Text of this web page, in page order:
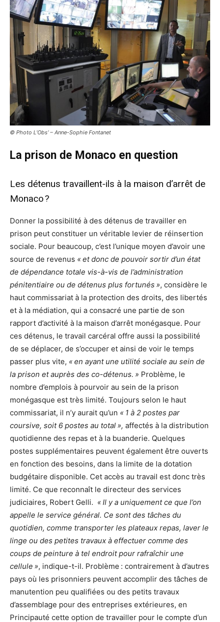
© Photo L’Obs’ – Anne-Sophie Fontanet
La prison de Monaco en question
Les détenus travaillent-ils à la maison d’arrêt de
Monaco ?
Donner la possibilité à des détenus de travailler en
prison peut constituer un véritable levier de réinsertion
sociale. Pour beaucoup, c’est l’unique moyen d’avoir une
source de revenus « et donc de pouvoir sortir d’un état
de dépendance totale vis-à-vis de l’administration
pénitentiaire ou de détenus plus fortunés », considère le
haut commissariat à la protection des droits, des libertés
et à la médiation, qui a consacré une partie de son
rapport d’activité à la maison d’arrêt monégasque. Pour
ces détenus, le travail carcéral offre aussi la possibilité
de se déplacer, de s’occuper et ainsi de voir le temps
passer plus vite, « en ayant une utilité sociale au sein de
la prison et auprès des co-détenus. » Problème, le
nombre d’emplois à pourvoir au sein de la prison
monégasque est très limité. Toujours selon le haut
commissariat, il n’y aurait qu’un « 1 à 2 postes par
coursive, soit 6 postes au total », affectés à la distribution
quotidienne des repas et à la buanderie. Quelques
postes supplémentaires peuvent également être ouverts
en fonction des besoins, dans la limite de la dotation
budgétaire disponible. Cet accès au travail est donc très
limité. Ce que reconnaît le directeur des services
judiciaires, Robert Gelli. « Il y a uniquement ce que l’on
appelle le service général. Ce sont des tâches du
quotidien, comme transporter les plateaux repas, laver le
linge ou des petites travaux à effectuer comme des
coups de peinture à tel endroit pour rafraîchir une
cellule », indique-t-il. Problème : contrairement à d’autres
pays où les prisonniers peuvent accomplir des tâches de
manutention peu qualifiées ou des petits travaux
d’assemblage pour des entreprises extérieures, en
Principauté cette option de travailler pour le compte d’un